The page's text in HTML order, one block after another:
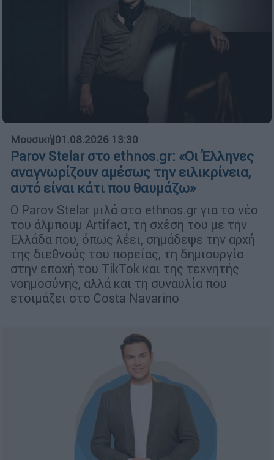
Μουσική|01.08.2026 13:30
Parov Stelar στο ethnos.gr: «Οι Έλληνες
αναγνωρίζουν αμέσως την ειλικρίνεια,
αυτό είναι κάτι που θαυμάζω»
Ο Parov Stelar μιλά στο ethnos.gr για το νέο
του άλμπουμ Artifact, τη σχέση του με την
Ελλάδα που, όπως λέει, σημάδεψε την αρχή
της διεθνούς του πορείας, τη δημιουργία
στην εποχή του TikTok και της τεχνητής
νοημοσύνης, αλλά και τη συναυλία που
ετοιμάζει στο Costa Navarino